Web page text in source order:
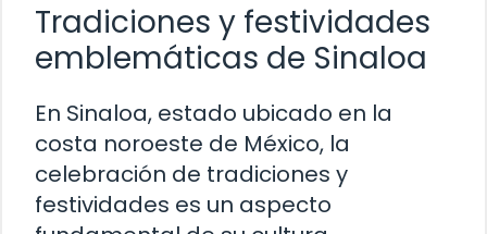
Tradiciones y festividades
emblemáticas de Sinaloa
En Sinaloa, estado ubicado en la
costa noroeste de México, la
celebración de tradiciones y
festividades es un aspecto